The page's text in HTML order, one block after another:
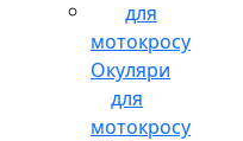
Окуляри
для
мотокросу